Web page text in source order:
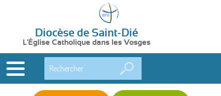
Diocèse de Saint-Dié
L'Église Catholique dans les Vosges